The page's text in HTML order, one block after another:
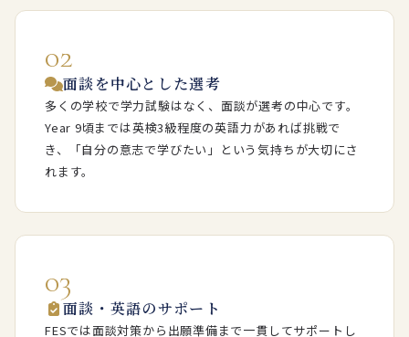
02
面談を中心とした選考
多くの学校で学力試験はなく、面談が選考の中心です。
Year 9頃までは英検3級程度の英語力があれば挑戦で
き、「自分の意志で学びたい」という気持ちが大切にさ
れます。
03
面談・英語のサポート
FESでは面談対策から出願準備まで一貫してサポートし